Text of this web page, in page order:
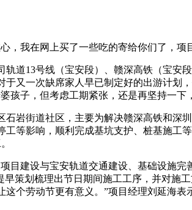
，我在网上买了一些吃的寄给你们了，
轨道13号线（宝安段）、赣深高铁（宝
又一次缺席家人早已制定好的出游计划
孩子，但考虑工期紧张，还是再坚持一下
石岩街道社区，主要为解决赣深高铁和
工等影响，顺利完成基坑支护、桩基施工
目建设与宝安轨道交通建设、基础设施
早策划梳理出节日期间施工工序，并对
这个劳动节更有意义。”项目经理刘延海